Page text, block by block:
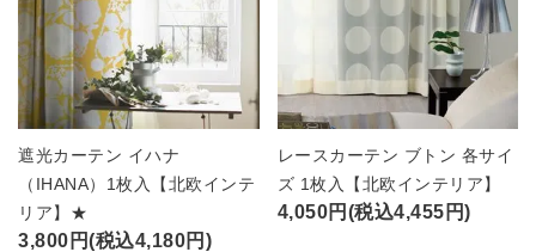
遮光カーテン イハナ
（IHANA）1枚入【北欧インテ
リア】★
3,800円(税込4,180円)
レースカーテン ブトン 各サイ
ズ 1枚入【北欧インテリア】
4,050円(税込4,455円)